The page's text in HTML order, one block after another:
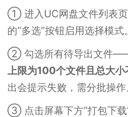
① 进入UC网盘文件列表
的“多选”按钮启用选择模式。
② 勾选所有待导出文件
上限为100个文件且总大小
出会提示失败，需分批操作
③ 点击屏幕下方“打包下载